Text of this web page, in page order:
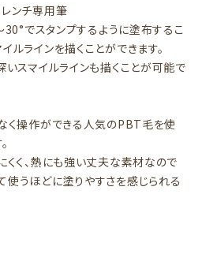
ンチ専用筆
でスタンプするように塗布するこ
ルラインを描くことができます。
いスマイルラインも描くことが可能で
く操作ができる人気のPBT毛を使
く、熱にも強い丈夫な素材なので
うほどに塗りやすさを感じられる